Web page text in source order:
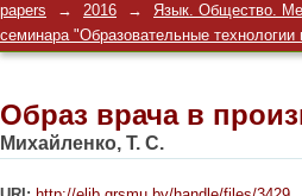
papers
→ 2016 →
Язык. Общество.
семинара "Образовательные
Образ врача в
Михайленко, Т. С.